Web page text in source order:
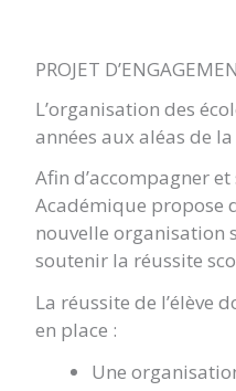
PROJET
L’organisation des
années aux aléas de
Afin d’accompagner
Académique propose
nouvelle organisation
soutenir la réussite
La réussite de l’élève
en place :
Une